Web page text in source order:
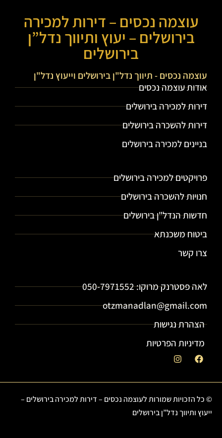
עוצמה נכסים – דירות למכירה
בירושלים – יעוץ ותיווך נדל”ן
בירושלים
עוצמה נכסים - תיווך נדל"ן בירושלים וייעוץ נדל"ן
אודות עוצמה נכסים
דירות למכירה בירושלים
דירות להשכרה בירושלים
בניינים למכירה בירושלים
פרויקטים למכירה בירושלים
חנויות להשכרה בירושלים
חדשות הנדל"ן בירושלים
ביטוח משכנתא
צרו קשר
לאה פסטרנק מרוקו: 050-7971552
otzmanadlan@gmail.com
הצהרת נגישות
מדיניות הפרטיות
© כל הזכויות שמורות לעוצמה נכסים – דירות למכירה בירושלים –
ייעוץ ותיווך נדל”ן בירושלים